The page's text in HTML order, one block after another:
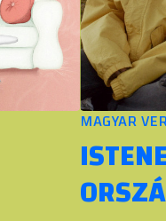
MAGYAR
ISTENEM,
ORSZÁGOM